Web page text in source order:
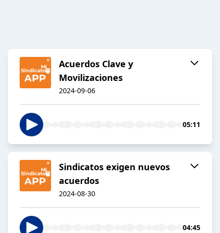
Acuerdos Clave y
Movilizaciones
2024-09-06
05:11
Sindicatos exigen nuevos
acuerdos
2024-08-30
04:45